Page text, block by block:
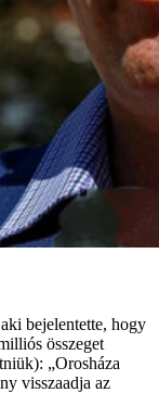
bejelentette, hogy
összeget
„Orosháza
visszaadja az